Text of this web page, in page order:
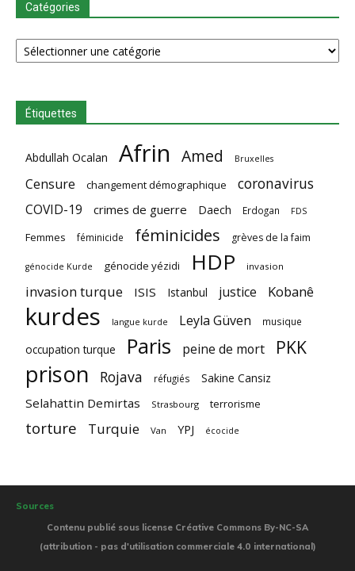
Catégories
Catégories
Étiquettes
Abdullah Ocalan Afrin Amed Bruxelles
Censure changement démographique coronavirus
COVID-19 crimes de guerre Daech Erdogan FDS
Femmes féminicide féminicides grèves de la faim
génocide Kurde génocide yézidi HDP invasion
invasion turque ISIS Istanbul justice Kobanê
kurdes langue kurde Leyla Güven musique
occupation turque Paris peine de mort PKK
prison Rojava réfugiés Sakine Cansiz
Selahattin Demirtas Strasbourg terrorisme
torture Turquie Van YPJ écocide
Sources
Contenu publié sous license Créative Commons By-NC-SA
(attribution - pas d'utilisation commerciale 4.0 international)